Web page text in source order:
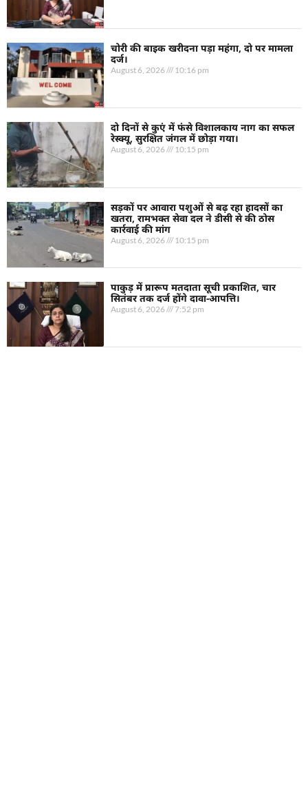
चोरी की बाइक खरीदना पड़ा महंगा, दो पर मामला
दर्ज।
August 6, 2026 10:16 pm
दो दिनों से कुएं में फंसे विशालकाय नाग का सफल
रेस्क्यू, सुरक्षित जंगल में छोड़ा गया।
August 6, 2026 10:15 pm
सड़कों पर आवारा पशुओं से बढ़ रहा हादसों का
खतरा, रामभक्त सेवा दल ने डीसी से की ठोस
कार्रवाई की मांग
August 6, 2026 10:15 pm
पाकुड़ में प्रारूप मतदाता सूची प्रकाशित, चार
सितंबर तक दर्ज होंगे दावा-आपत्ति।
August 6, 2026 7:52 pm